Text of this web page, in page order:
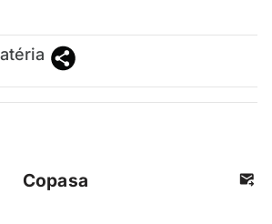
Copasa